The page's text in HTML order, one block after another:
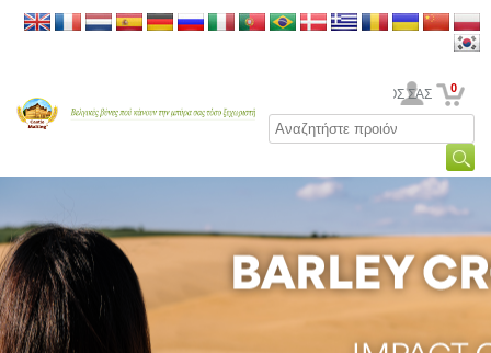
Ο ΛΟΓΑΡΙΑΣΜΟΣ ΣΑΣ 0